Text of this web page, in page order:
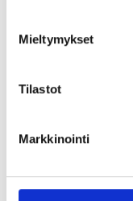
Mieltymykset
Tilastot
Markkinointi